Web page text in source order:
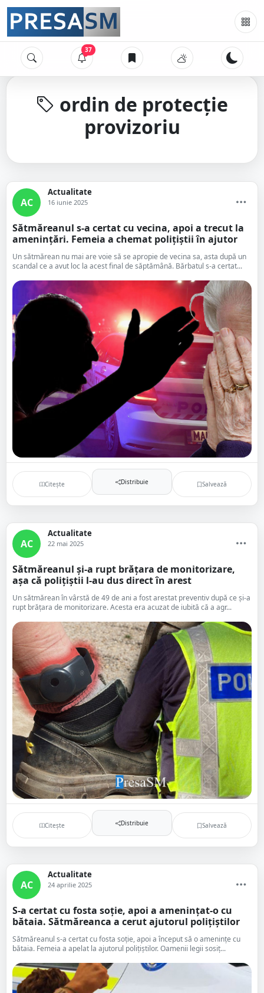
37
ordin de protecție
provizoriu
AC
Actualitate
16 iunie 2025
Sătmăreanul s-a certat cu vecina, apoi a trecut la
amenințări. Femeia a chemat polițiștii în ajutor
Un sătmărean nu mai are voie să se apropie de vecina sa, asta după un
scandal ce a avut loc la acest final de săptămână. Bărbatul s-a certat...
Citește Distribuie Salvează
AC
Actualitate
22 mai 2025
Sătmăreanul și-a rupt brățara de monitorizare,
așa că polițiștii l-au dus direct în arest
Un sătmărean în vârstă de 49 de ani a fost arestat preventiv după ce și-a
rupt brățara de monitorizare. Acesta era acuzat de iubită că a agr...
Citește Distribuie Salvează
AC
Actualitate
24 aprilie 2025
S-a certat cu fosta soție, apoi a amenințat-o cu
bătaia. Sătmăreanca a cerut ajutorul polițiștilor
Sătmăreanul s-a certat cu fosta soție, apoi a început să o amenințe cu
bătaia. Femeia a apelat la ajutorul polițiștilor. Oamenii legii sosiț...